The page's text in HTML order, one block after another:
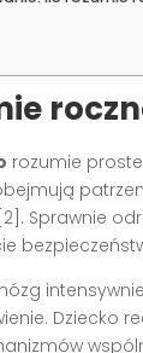
rozumie
Sprawnie
Dziecko